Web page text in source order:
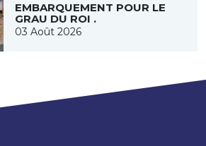
EMBARQUEMENT POUR LE
GRAU DU ROI .
03 Août 2026